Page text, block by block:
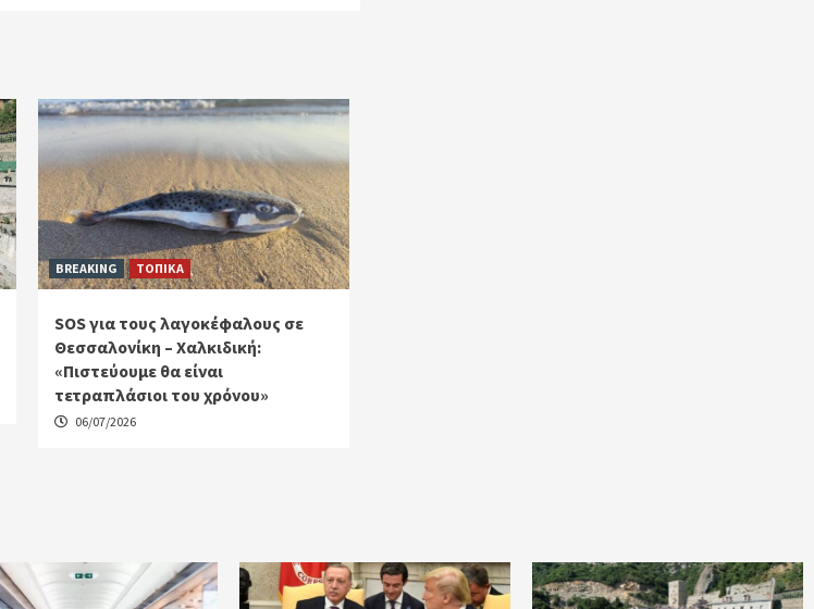
BREAKING ΤΟΠΙΚΑ
SOS για τους λαγοκέφαλους σε
Θεσσαλονίκη – Χαλκιδική:
«Πιστεύουμε θα είναι
τετραπλάσιοι του χρόνου»
06/07/2026